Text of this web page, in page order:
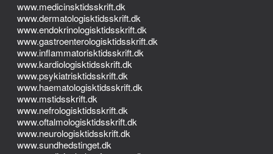
www.medicinsktidsskrift.dk
www.dermatologisktidsskrift.dk
www.endokrinologisktidsskrift.dk
www.gastroenterologisktidsskrift.dk
www.inflammatorisktidsskrift.dk
www.kardiologisktidsskrift.dk
www.psykiatrisktidsskrift.dk
www.haematologisktidsskrift.dk
www.mstidsskrift.dk
www.nefrologisktidsskrift.dk
www.oftalmologisktidsskrift.dk
www.neurologisktidsskrift.dk
www.sundhedstinget.dk